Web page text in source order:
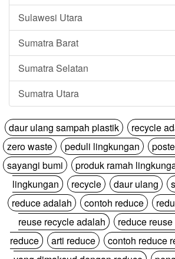
Sulawesi Utara
Sumatra Barat
Sumatra Selatan
Sumatra Utara
daur ulang sampah plastik recycle
zero waste
peduli lingkungan
sayangi bumi
produk ramah
lingkungan
recycle daur ulang
reduce adalah
contoh reduce
reuse recycle adalah
reduce
reduce
arti reduce contoh reduce